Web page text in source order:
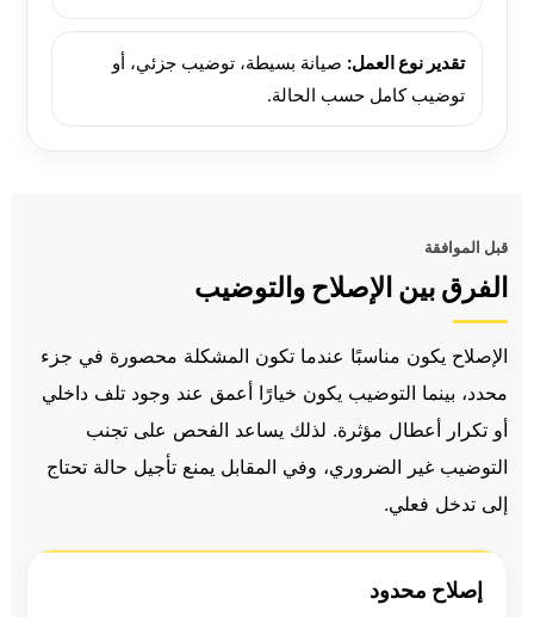
تقدير نوع العمل: صيانة بسيطة، توضيب جزئي، أو
توضيب كامل حسب الحالة.
قبل الموافقة
الفرق بين الإصلاح والتوضيب
الإصلاح يكون مناسبًا عندما تكون المشكلة محصورة في جزء
محدد، بينما التوضيب يكون خيارًا أعمق عند وجود تلف داخلي
أو تكرار أعطال مؤثرة. لذلك يساعد الفحص على تجنب
التوضيب غير الضروري، وفي المقابل يمنع تأجيل حالة تحتاج
إلى تدخل فعلي.
إصلاح محدود